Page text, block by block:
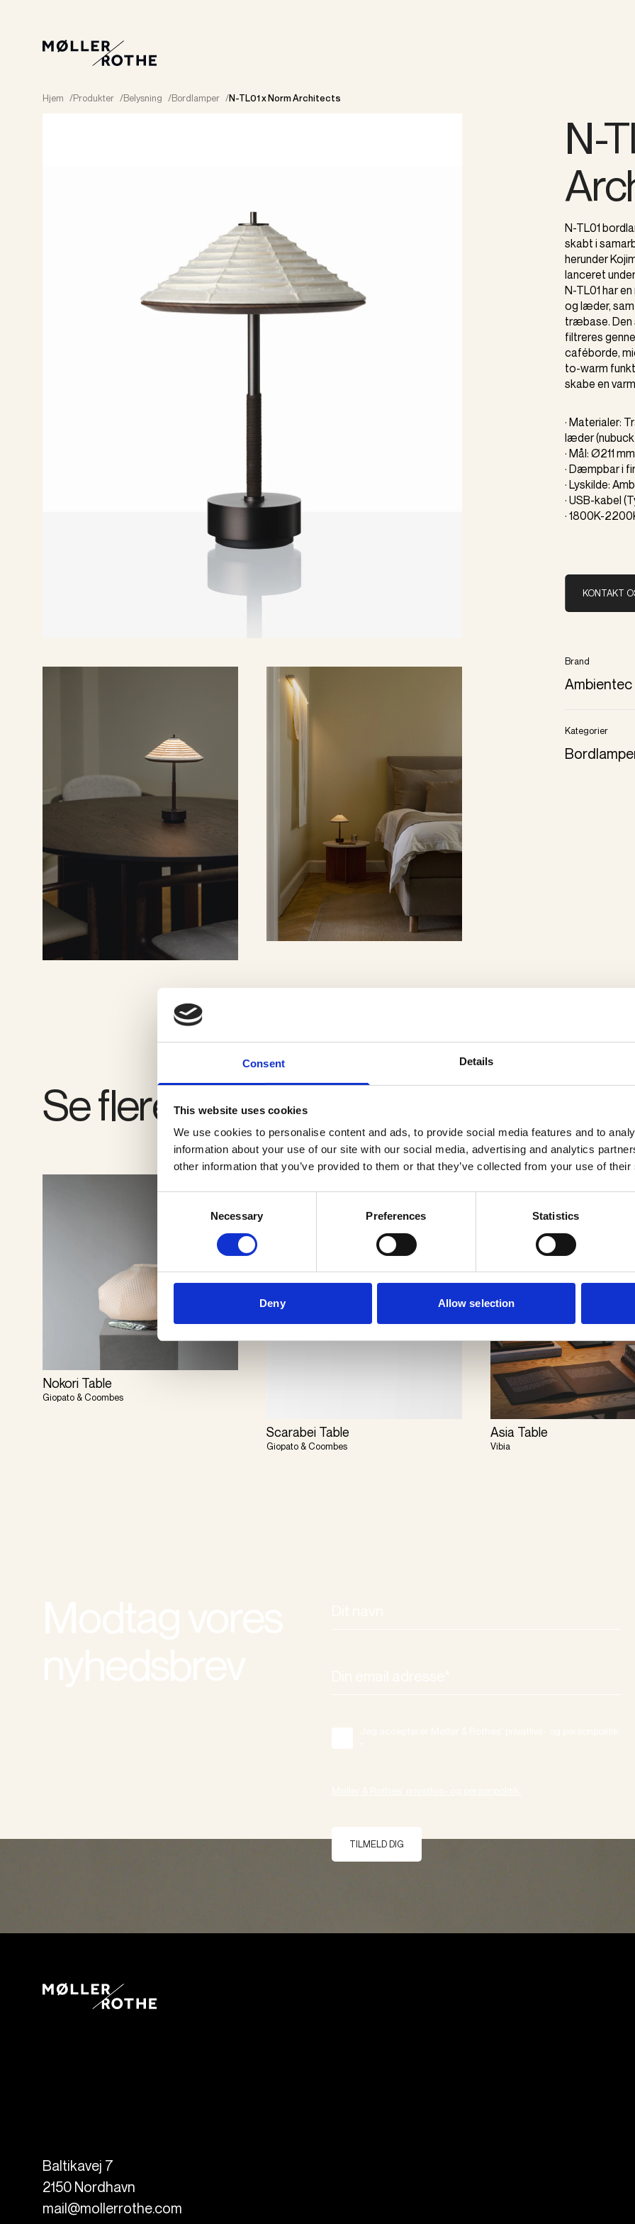
Consent Details
This website uses cookies
We use cookies to personalise content and ads, to provide social media features and to
information about your use of our site with our social media, advertising and analytics
other information that you’ve provided to them or that they’ve collected from your use of
Necessary Preferences Statistics
Deny Allow selection
Hjem /Produkter /Belysning /Bordlamper /N-TL01 x Norm Architects
N-
N-TL01
skabt i
herunder
lanceret
N-TL01 har
og læder,
træbase. Den
filtreres
caféborde,
to-warm
skabe en
· Materialer:
læder
· Mål: Ø211
· Dæmpbar i
· Lyskilde:
· USB-kabel
· 1800K-
KONTAKT
Brand
Ambientec
Kategorier
Se flere produkter
Nokori Table
Giopato & Coombes
Scarabei Table
Giopato & Coombes
Asia Table
Vibia
TILMELD DIG
Baltikavej 7
2150 Nordhavn
mail@mollerrothe.com